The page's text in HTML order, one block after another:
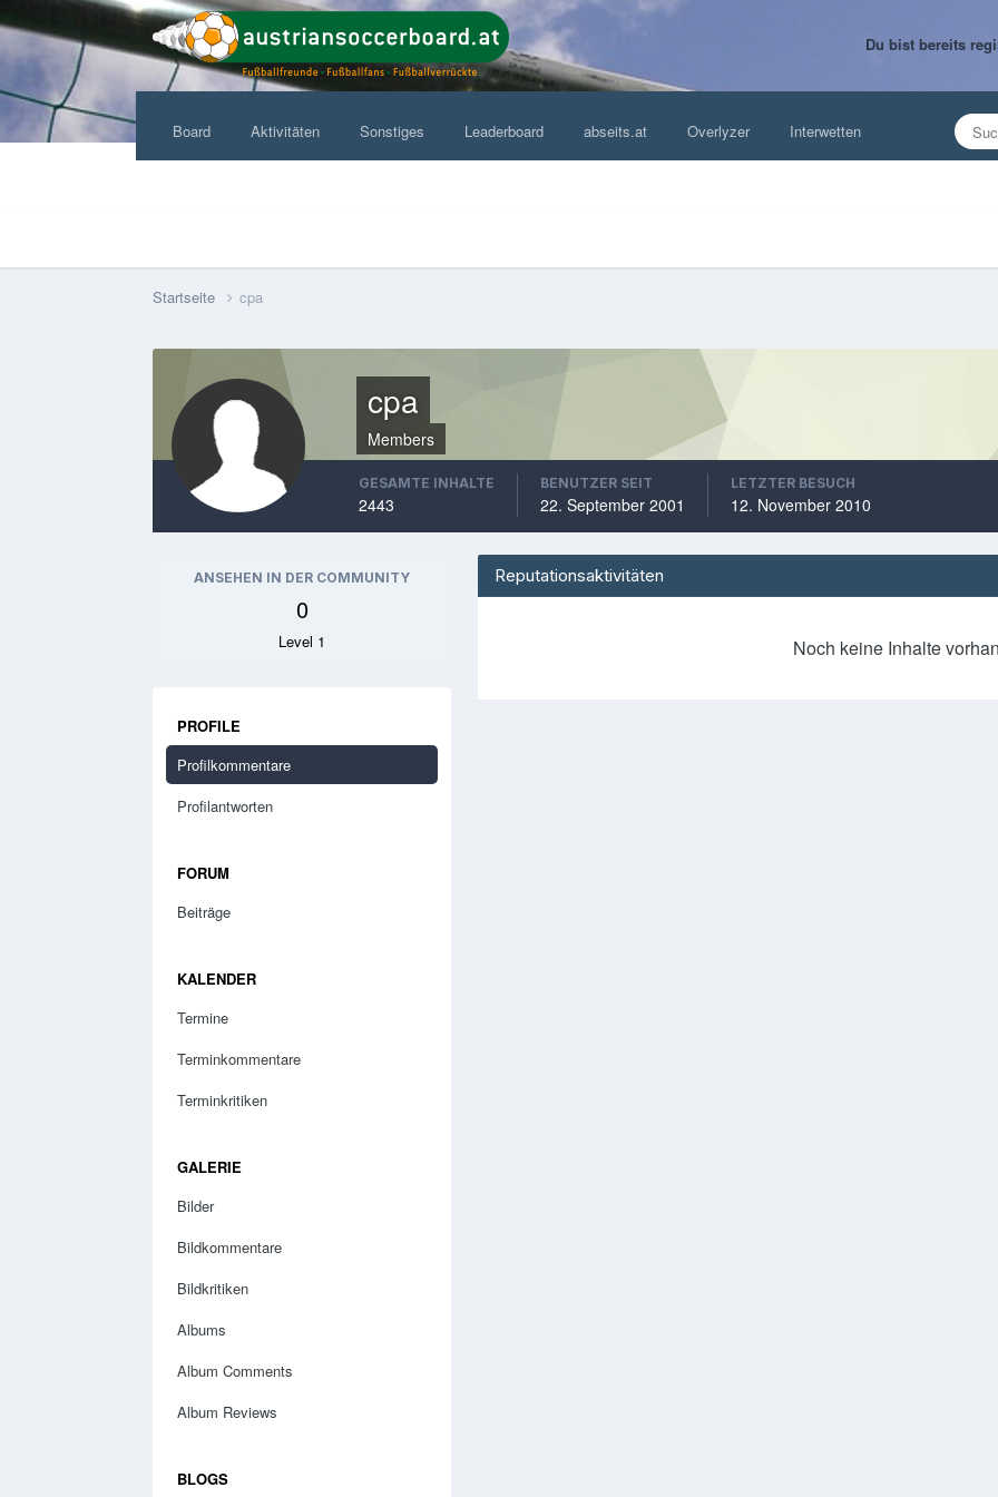
Du bist bereits
Board Aktivitäten Sonstiges Leaderboard abseits.at Overlyzer Interwetten
Startseite cpa
cpa
Members
GESAMTE INHALTE
2443
BENUTZER SEIT
22. September 2001
LETZTER BESUCH
12. November 2010
ANSEHEN IN DER COMMUNITY
0
Level 1
PROFILE
Profilkommentare
Profilantworten
FORUM
Beiträge
KALENDER
Termine
Terminkommentare
Terminkritiken
GALERIE
Bilder
Bildkommentare
Bildkritiken
Albums
Album Comments
Album Reviews
BLOGS
Reputationsaktivitäten
Noch keine Inhalte